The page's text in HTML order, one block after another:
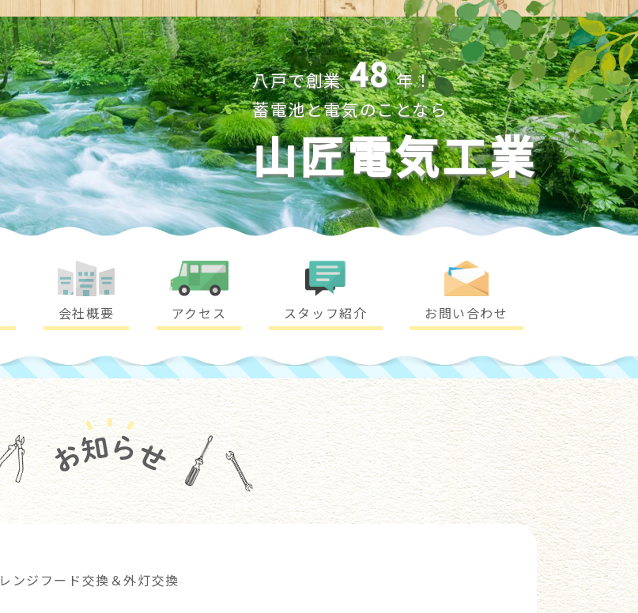
八戸で創業 48 年！
蓄電池と電気のことなら
山匠電気工業
会社概要 アクセス スタッフ紹介 お問い合わせ
レンジフード交換＆外灯交換